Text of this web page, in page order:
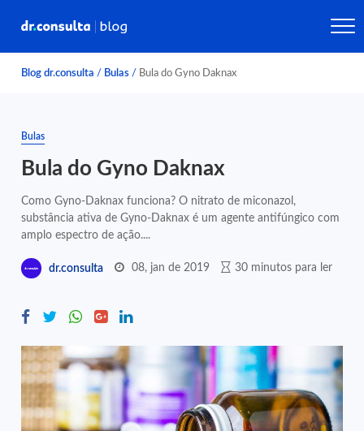
Blog dr.consulta / Bulas / Bula do Gyno Daknax
Bulas
Bula do Gyno Daknax
Como Gyno-Daknax funciona? O nitrato de miconazol,
substância ativa de Gyno-Daknax é um agente antifúngico com
amplo espectro de ação....
dr.consulta 08, jan de 2019 30 minutos para ler